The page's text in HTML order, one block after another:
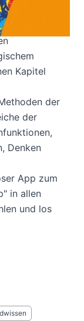
- neu
Kapitel
der
der
Denken
App zum
in allen
und los